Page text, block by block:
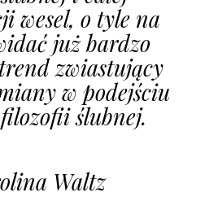
wesel, o tyle na
już bardzo
zwiastujący
w podejściu
ślubnej.
Waltz